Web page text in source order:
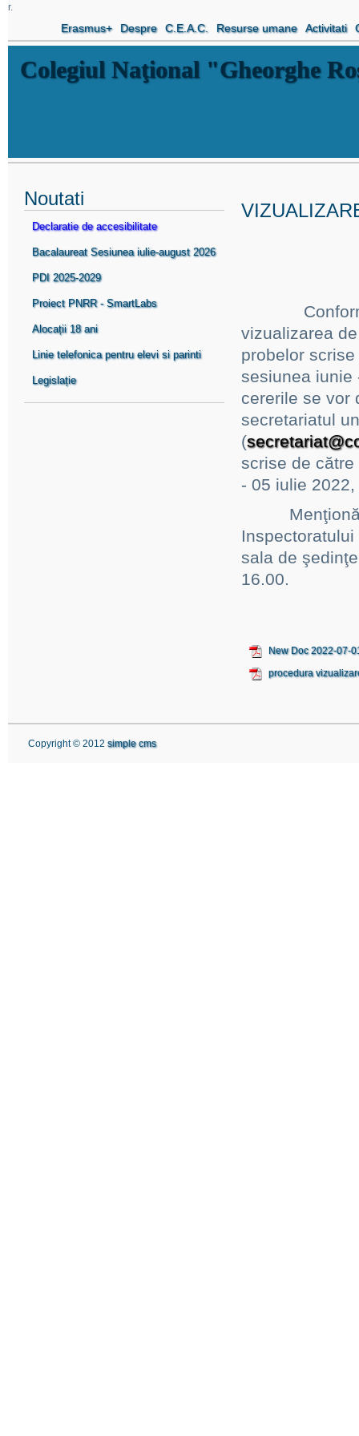
Erasmus+ Despre C.E.A.C. Resurse umane Activitati
r.
Colegiul Naţional "Gheorghe
Noutati
Declaratie de accesibilitate
Bacalaureat Sesiunea iulie-august 2026
PDI 2025-2029
Proiect PNRR - SmartLabs
Alocații 18 ani
Linie telefonica pentru elevi si parinti
Legislație
vizualizarea
probelor
sesiunea iunie
cererile se vor
secretariatul
(
scrise de
- 05 iulie
Menţionăm
sala de
16.00.
New Doc 2022-07-
procedura
Copyright © 2012 simple cms